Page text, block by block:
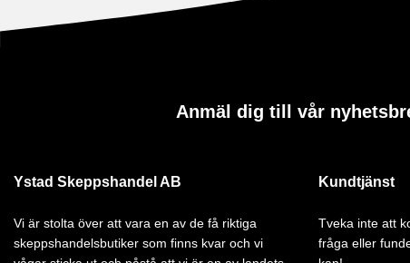
Anmäl dig till vår
Ystad Skeppshandel AB
Vi är stolta över att vara en av de få riktiga
skeppshandelsbutiker som finns kvar och vi
Kundtjänst
Tveka inte att
fråga eller